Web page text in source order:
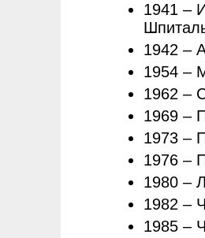
1941 –
1942 –
1954 –
1962 –
1969 –
1973 –
1976 –
1980 –
1982 –
1985 –